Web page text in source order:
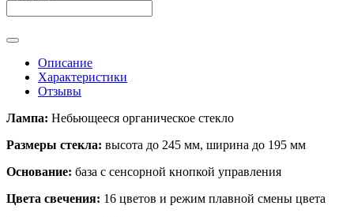
Описание
Характеристики
Отзывы
Лампа: Небьющееся органическое стекло
Размеры стекла: высота до 245 мм, ширина до 195 мм
Основание: база с сенсорной кнопкой управления
Цвета свечения: 16 цветов и режим плавной смены цвета